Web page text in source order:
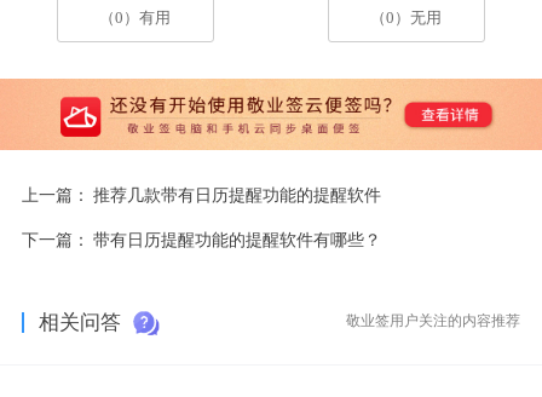
（0）有用 （0）无用
上一篇： 推荐几款带有日历提醒功能的提醒软件
下一篇： 带有日历提醒功能的提醒软件有哪些？
相关问答 敬业签用户关注的内容推荐